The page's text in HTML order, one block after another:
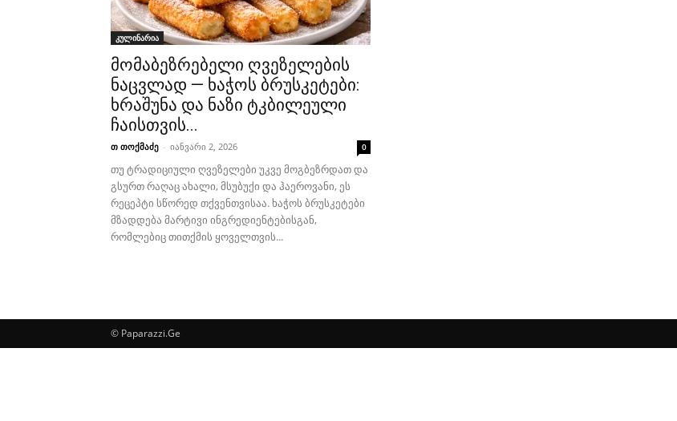
კულინარია
მომაბეზრებელი ღვეზელების
ნაცვლად — ხაჭოს ბრუსკეტები:
ხრაშუნა და ნაზი ტკბილეული
ჩაისთვის...
თ თოქმაძე - იანვარი 2, 2026 0
თუ ტრადიციული ღვეზელები უკვე მოგბეზრდათ და
გსურთ რაღაც ახალი, მსუბუქი და ჰაეროვანი, ეს
რეცეპტი სწორედ თქვენთვისაა. ხაჭოს ბრუსკეტები
მზადდება მარტივი ინგრედიენტებისგან,
რომლებიც თითქმის ყოველთვის...
© Paparazzi.Ge